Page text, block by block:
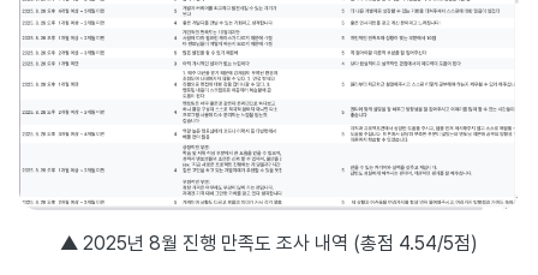
▲ 2025년 8월 진행 만족도 조사 내역 (총점 4.54/5점)